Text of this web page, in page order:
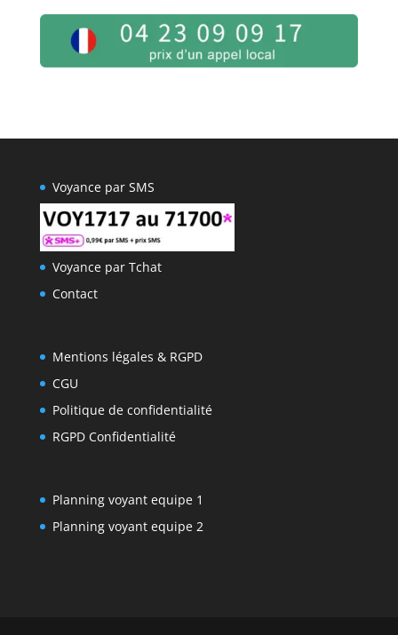
Voyance par SMS
Voyance par Tchat
Contact
Mentions légales & RGPD
CGU
Politique de confidentialité
RGPD Confidentialité
Planning voyant equipe 1
Planning voyant equipe 2